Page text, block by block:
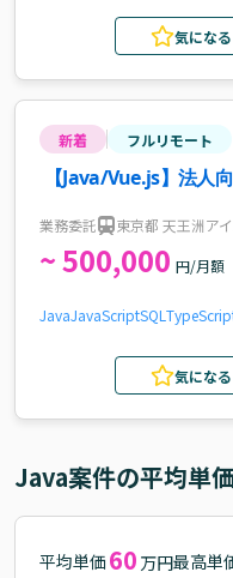
気になる
新着 フルリモート
【Java/Vue.js】法人
業務委託 東京都 天王洲ア
~ 500,000 円/月額
JavaJavaScriptSQL
気になる
Java案件の平均単
平均単価 60 万円最高単